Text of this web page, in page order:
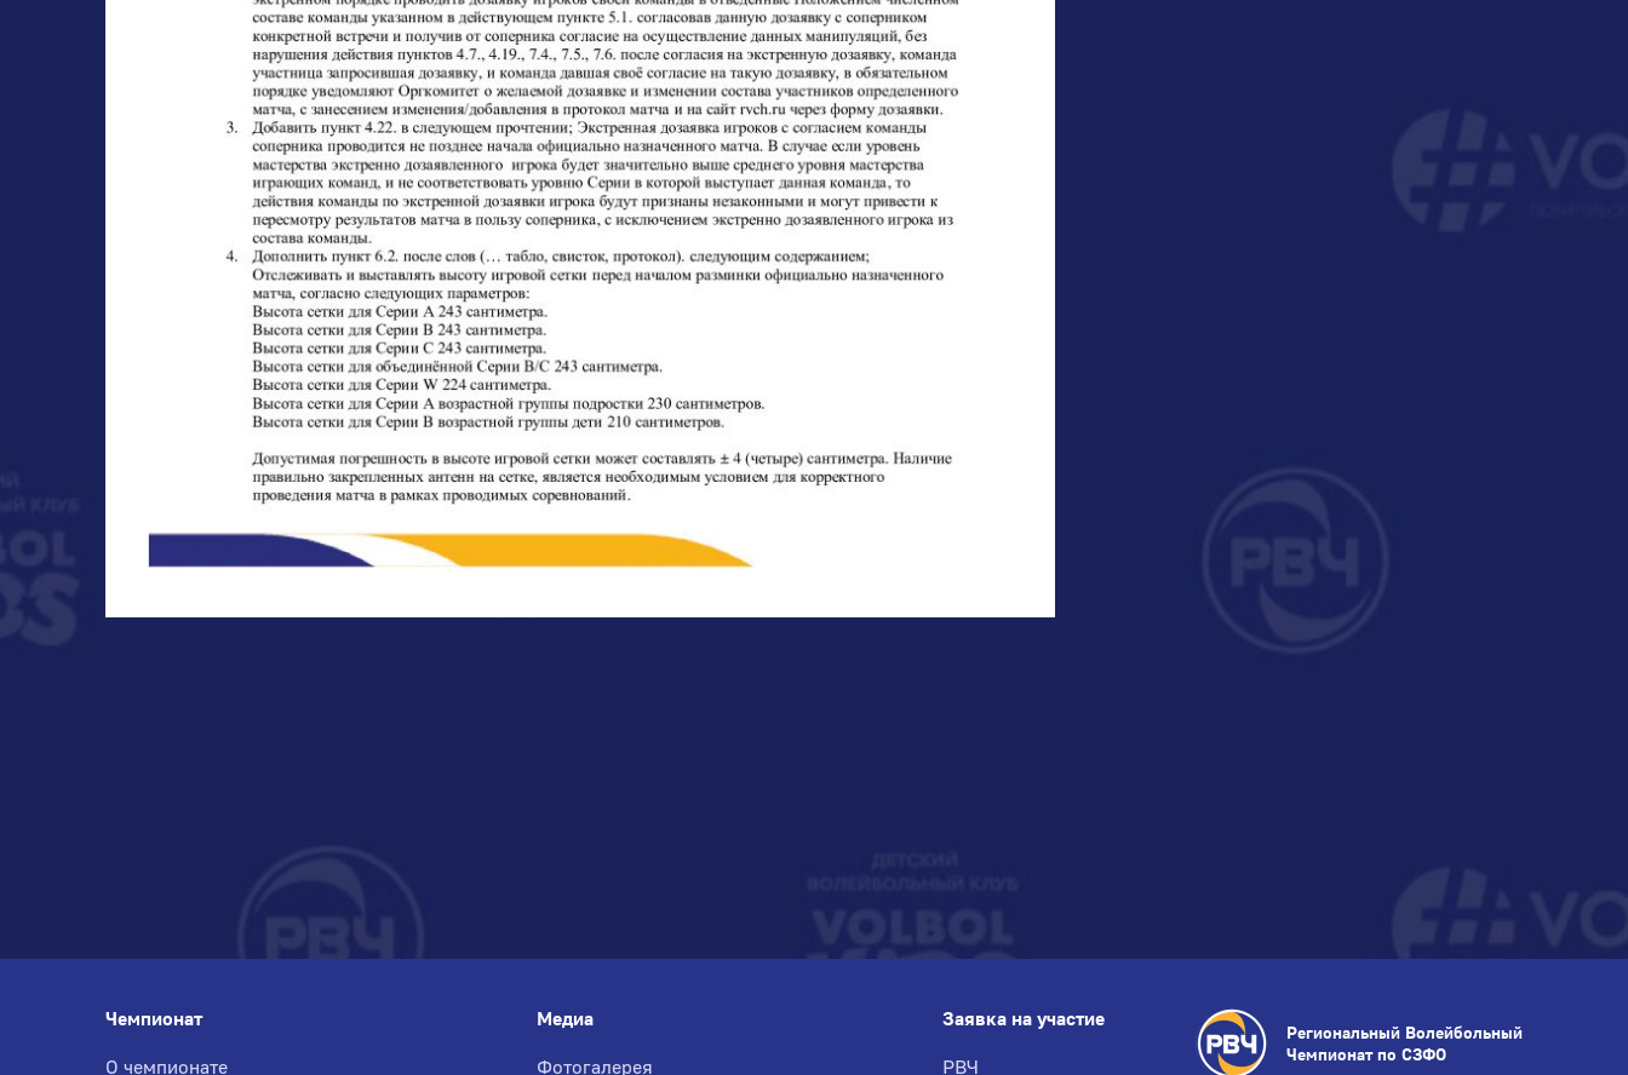
Чемпионат
О чемпионате
Медиа
Фотогалерея
Заявка на участие
РВЧ
Региональный Волейбольный
Чемпионат по СЗФО